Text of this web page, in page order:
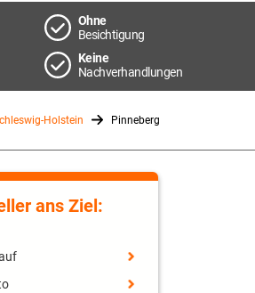
Ohne
Besichtigung
Keine
Nachverhandlungen
Holstein Pinneberg
ans Ziel: